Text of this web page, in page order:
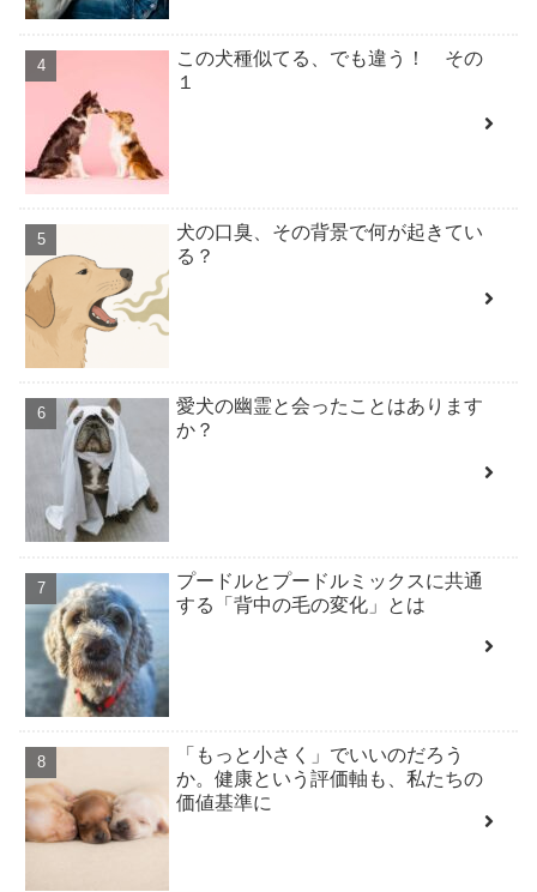
この犬種似てる、でも違う！ その
１
犬の口臭、その背景で何が起きてい
る？
愛犬の幽霊と会ったことはあります
か？
プードルとプードルミックスに共通
する「背中の毛の変化」とは
「もっと小さく」でいいのだろう
か。健康という評価軸も、私たちの
価値基準に